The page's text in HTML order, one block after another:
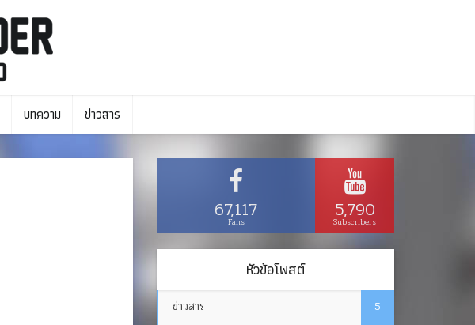
บทความ ข่าวสาร
67,117
Fans 5,790
Subscribers
หัวข้อโพสต์
ข่าวสาร
5